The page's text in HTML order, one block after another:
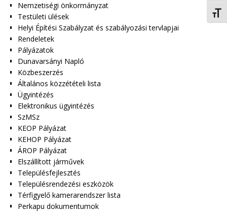
Nemzetiségi önkormányzat
Testületi ülések
Helyi Építési Szabályzat és szabályozási tervlapjai
Rendeletek
Pályázatok
Dunavarsányi Napló
Közbeszerzés
Általános közzétételi lista
Ügyintézés
Elektronikus ügyintézés
SzMSz
KEOP Pályázat
KEHOP Pályázat
ÁROP Pályázat
Elszállított járművek
Településfejlesztés
Településrendezési eszközök
Térfigyelő kamerarendszer lista
Perkapu dokumentumok